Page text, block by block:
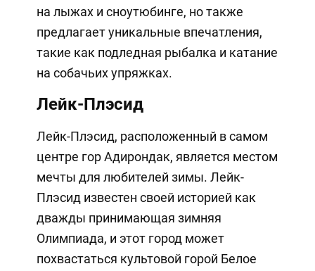
на лыжах и сноутюбинге, но также
предлагает уникальные впечатления,
такие как подледная рыбалка и катание
на собачьих упряжках.
Лейк-Плэсид
Лейк-Плэсид, расположенный в самом
центре гор Адирондак, является местом
мечты для любителей зимы. Лейк-
Плэсид известен своей историей как
дважды принимающая зимняя
Олимпиада, и этот город может
похвастаться культовой горой Белое